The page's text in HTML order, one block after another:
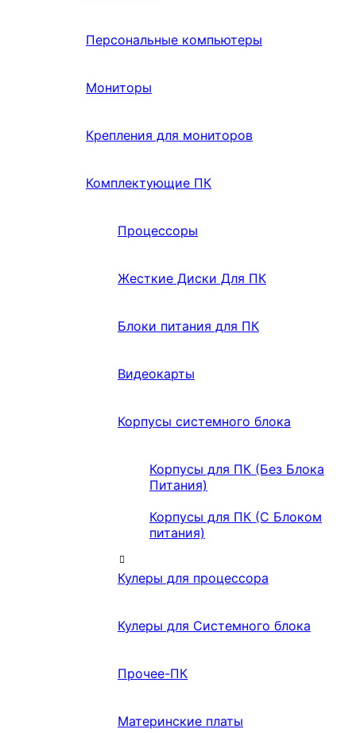
Персональные компьютеры
Мониторы
Крепления для мониторов
Комплектующие ПК
Процессоры
Жесткие Диски Для ПК
Блоки питания для ПК
Видеокарты
Корпусы системного блока
Корпусы для ПК (Без Блока
Питания)
Корпусы для ПК (С Блоком
питания)
Кулеры для процессора
Кулеры для Системного блока
Прочее-ПК
Материнские платы